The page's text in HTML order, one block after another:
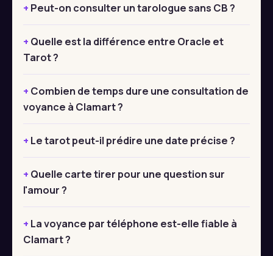
Peut-on consulter un tarologue sans CB ?
Quelle est la différence entre Oracle et
Tarot ?
Combien de temps dure une consultation de
voyance à Clamart ?
Le tarot peut-il prédire une date précise ?
Quelle carte tirer pour une question sur
l'amour ?
La voyance par téléphone est-elle fiable à
Clamart ?